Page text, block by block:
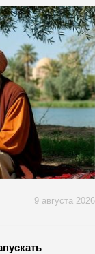
9 августа 2026